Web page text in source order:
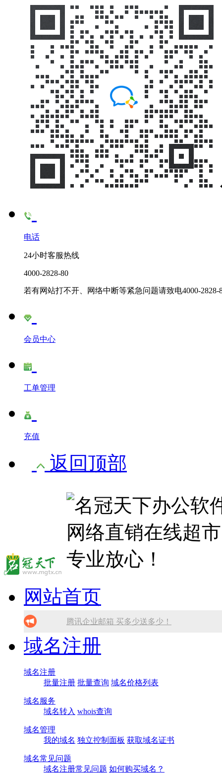
电话
24小时客服热线
4000-2828-80
若有网站打不开、网络中断等紧急问题请致电4000-2828-
会员中心
工单管理
充值
返回顶部
网站首页
腾讯企业邮箱 买多少送多少！
免备案虚拟主机，只需199元!
找人做网站/服务器维护！
SSL证书免费领！
域名注册
域名注册
批量注册 批量查询 域名价格列表
域名服务
域名转入 whois查询
域名管理
我的域名 独立控制面板 获取域名证书
域名常见问题
域名注册常见问题 如何购买域名？